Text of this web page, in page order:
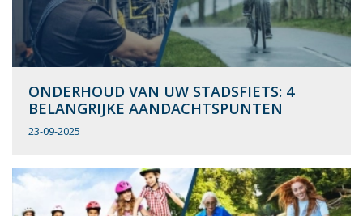
ONDERHOUD VAN UW STADSFIETS: 4
BELANGRIJKE AANDACHTSPUNTEN
23-09-2025